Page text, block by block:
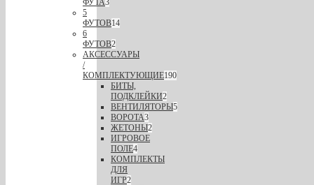
ФУТА3
5
ФУТОВ14
6
ФУТОВ2
АКСЕССУАРЫ
/
КОМПЛЕКТУЮЩИЕ190
БИТЫ,
ПОДКЛЕЙКИ2
ВЕНТИЛЯТОРЫ5
ВОРОТА3
ЖЕТОНЫ2
ИГРОВОЕ
ПОЛЕ4
КОМПЛЕКТЫ
ДЛЯ
ИГР2